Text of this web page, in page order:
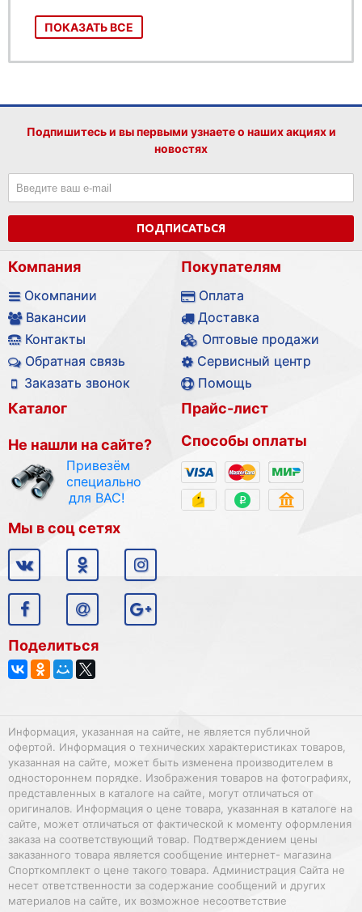
ПОКАЗАТЬ ВСЕ
Подпишитесь и вы первыми узнаете о наших акциях и
новостях
ПОДПИСАТЬСЯ
Компания
Окомпании
Вакансии
Контакты
Обратная связь
Заказать звонок
Покупателям
Оплата
Доставка
Оптовые продажи
Сервисный центр
Помощь
Каталог
Не нашли на сайте?
Привезём
специально
для ВАС!
Прайс-лист
Способы оплаты
Мы в соц сетях
Поделиться
Информация, указанная на сайте, не является публичной
офертой. Информация о технических характеристиках товаров,
указанная на сайте, может быть изменена производителем в
одностороннем порядке. Изображения товаров на фотографиях,
представленных в каталоге на сайте, могут отличаться от
оригиналов. Информация о цене товара, указанная в каталоге на
сайте, может отличаться от фактической к моменту оформления
заказа на соответствующий товар. Подтверждением цены
заказанного товара является сообщение интернет- магазина
Спорткомплект о цене такого товара. Администрация Сайта не
несет ответственности за содержание сообщений и других
материалов на сайте, их возможное несоответствие